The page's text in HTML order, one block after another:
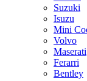
Suzuki
Isuzu
Mini
Volvo
Maserati
Ferarri
Bentley